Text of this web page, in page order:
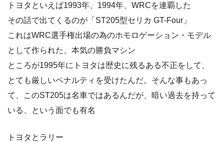
トヨタといえば1993年、1994年、WRCを連覇した
その話で出てくるのが「ST205型セリカ GT-Four」
これはWRC選手権出場の為のホモロゲーション・モデル
として作られた、本気の勝負マシン
ところが1995年にトヨタは歴史に残るある不正をして、
とても厳しいペナルティを受けたんだ。そんな事もあっ
て、このST205は名車ではあるんだが、暗い過去を持って
いる、という面でも有名
トヨタとラリー